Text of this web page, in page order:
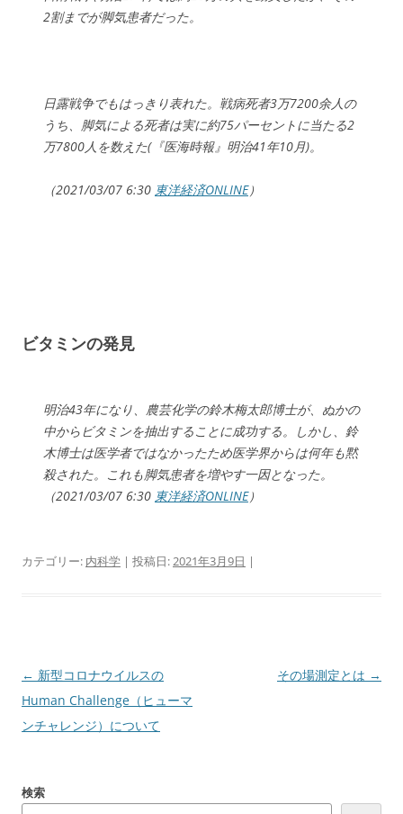
2割までが脚気患者だった。
日露戦争でもはっきり表れた。戦病死者3万7200余人の
うち、脚気による死者は実に約75パーセントに当たる2
万7800人を数えた(『医海時報』明治41年10月)。
（2021/03/07 6:30 東洋経済ONLINE）
ビタミンの発見
明治43年になり、農芸化学の鈴木梅太郎博士が、ぬかの
中からビタミンを抽出することに成功する。しかし、鈴
木博士は医学者ではなかったため医学界からは何年も黙
殺された。これも脚気患者を増やす一因となった。
（2021/03/07 6:30 東洋経済ONLINE）
カテゴリー: 内科学 | 投稿日:2021年3月9日 |
投
稿
ナ
ー
← 新型コロナウイルスの
Human Challenge（ヒューマ
ンチャレンジ）について
その場測定とは →
検索